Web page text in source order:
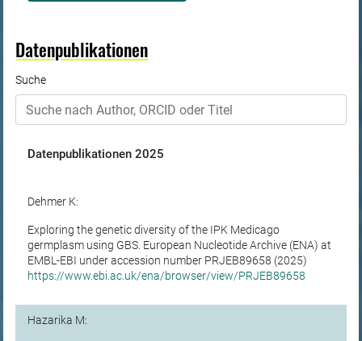
Datenpublikationen
Suche
Datenpublikationen2025
Dehmer K:
Exploring the genetic diversity of the IPK Medicago
germplasm using GBS. European Nucleotide Archive (ENA) at
EMBL-EBI under accession number PRJEB89658 (2025)
https://www.ebi.ac.uk/ena/browser/view/PRJEB89658
Hazarika M: